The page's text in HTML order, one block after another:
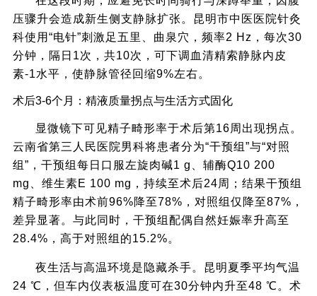
压骤升会造成新生侧支静脉扩张。昆明市中医医院针灸
科使用“电针”刺激足五里、曲泉穴，频率2 Hz，每次30
分钟，隔日1次，共10次，可下调血清精索静脉内皮
素-1水平，使静脉管径回缩9%左右。
术后3-6个月：精液质量拐点与生活方式固化
显微镜下可见精子畸形率于术后第16周出现拐点。
云南省第三人民医院男科将患者分为“干预组”与“对照
组”，干预组每日口服左旋肉碱1 g、辅酶Q10 200
mg、维生素E 100 mg，持续至术后24周；结果干预组
精子畸形率由术前96%降至78%，对照组仅降至87%，
差异显著。与此同时，干预组配偶自然妊娠率升高至
28.4%，高于对照组的15.2%。
夜生活与高温环境是隐藏杀手。昆明夏季平均气温
24 ℃，但车内仪表板温度可在30分钟内升至48 ℃。术